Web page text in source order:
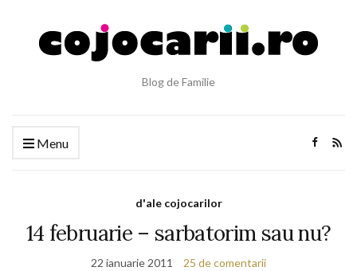
Blog de Familie
Menu
d'ale cojocarilor
14 februarie – sarbatorim sau nu?
22 ianuarie 2011 25 de comentarii